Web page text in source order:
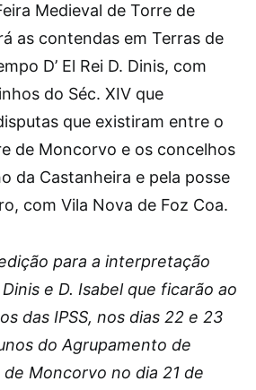
Medieval de Torre de
as contendas em Terras de
D’ El Rei D. Dinis, com
do Séc. XIV que
que existiram entre o
de Moncorvo e os concelhos
da Castanheira e pela posse
com Vila Nova de Foz Coa.
para a interpretação
e D. Isabel que ficarão ao
das IPSS, nos dias 22 e 23
do Agrupamento de
Moncorvo no dia 21 de